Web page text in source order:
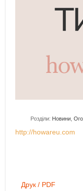
Розділи: Новини
http://howareu.com
Друк / PDF